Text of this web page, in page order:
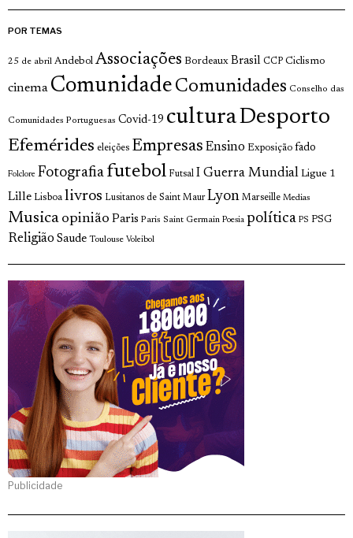
POR TEMAS
25 de abril Andebol Associações Bordeaux Brasil CCP Ciclismo
cinema Comunidade Comunidades Conselho das
Comunidades Portuguesas Covid-19 culturaDesporto
Efemérides eleições Empresas Ensino Exposição fado
Folclore Fotografia futebol Futsal I Guerra Mundial Ligue 1
Lille Lisboa livros Lusitanos de Saint Maur Lyon Marseille Medias
Musica opinião Paris Paris Saint Germain Poesia política PS PSG
Religião Saude Toulouse Voleibol
Publicidade